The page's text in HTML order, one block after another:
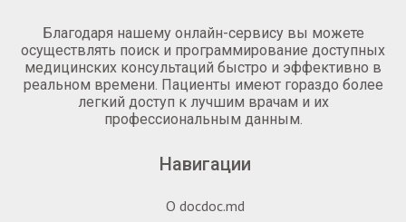
Благодаря нашему онлайн-сервису вы можете
осуществлять поиск и программирование доступных
медицинских консультаций быстро и эффективно в
реальном времени. Пациенты имеют гораздо более
легкий доступ к лучшим врачам и их
профессиональным данным.
Навигации
О docdoc.md